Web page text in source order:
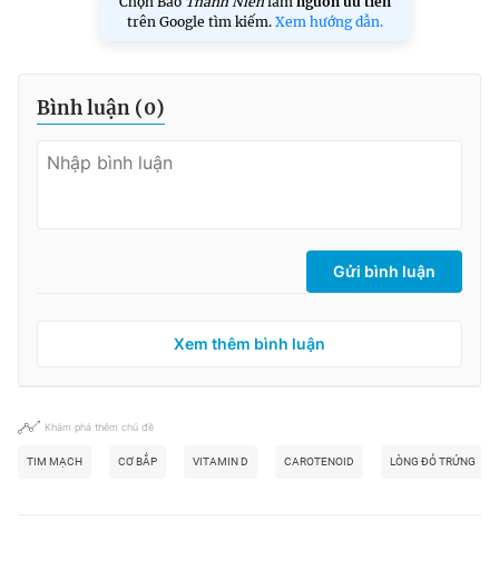
trên Google tìm kiếm. Xem hướng dẫn.
Bình luận (0)
Gửi bình luận
Xem thêm bình luận
Khám phá thêm chủ đề
TIM MẠCH CƠ BẮP VITAMIN D CAROTENOID LÒNG ĐỎ TRỨNG